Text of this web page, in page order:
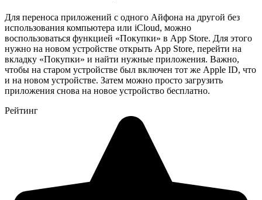
Для переноса приложений с одного Айфона на другой без
использования компьютера или iCloud, можно
воспользоваться функцией «Покупки» в App Store. Для этого
нужно на новом устройстве открыть App Store, перейти на
вкладку «Покупки» и найти нужные приложения. Важно,
чтобы на старом устройстве был включен тот же Apple ID, что
и на новом устройстве. Затем можно просто загрузить
приложения снова на новое устройство бесплатно.
Рейтинг